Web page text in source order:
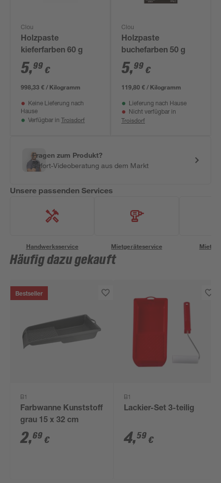
Clou
Holzpaste
kieferfarben 60 g
5,99 €
998,33 € / Kilogramm
Keine Lieferung nach
Hause
Verfügbar in Troisdorf
Clou
Holzpaste
buchefarben 50 g
5,99 €
119,80 € / Kilogramm
Lieferung nach Hause
Nicht verfügbar in
Troisdorf
Fragen zum Produkt?
Sofort-Videoberatung aus dem Markt
Unsere passenden Services
Handwerksservice Mietgeräteservice
Häufig dazu gekauft
Bestseller
B1
Farbwanne Kunststoff
grau 15 x 32 cm
2,69 €
B1
Lackier-Set 3-teilig
4,59 €